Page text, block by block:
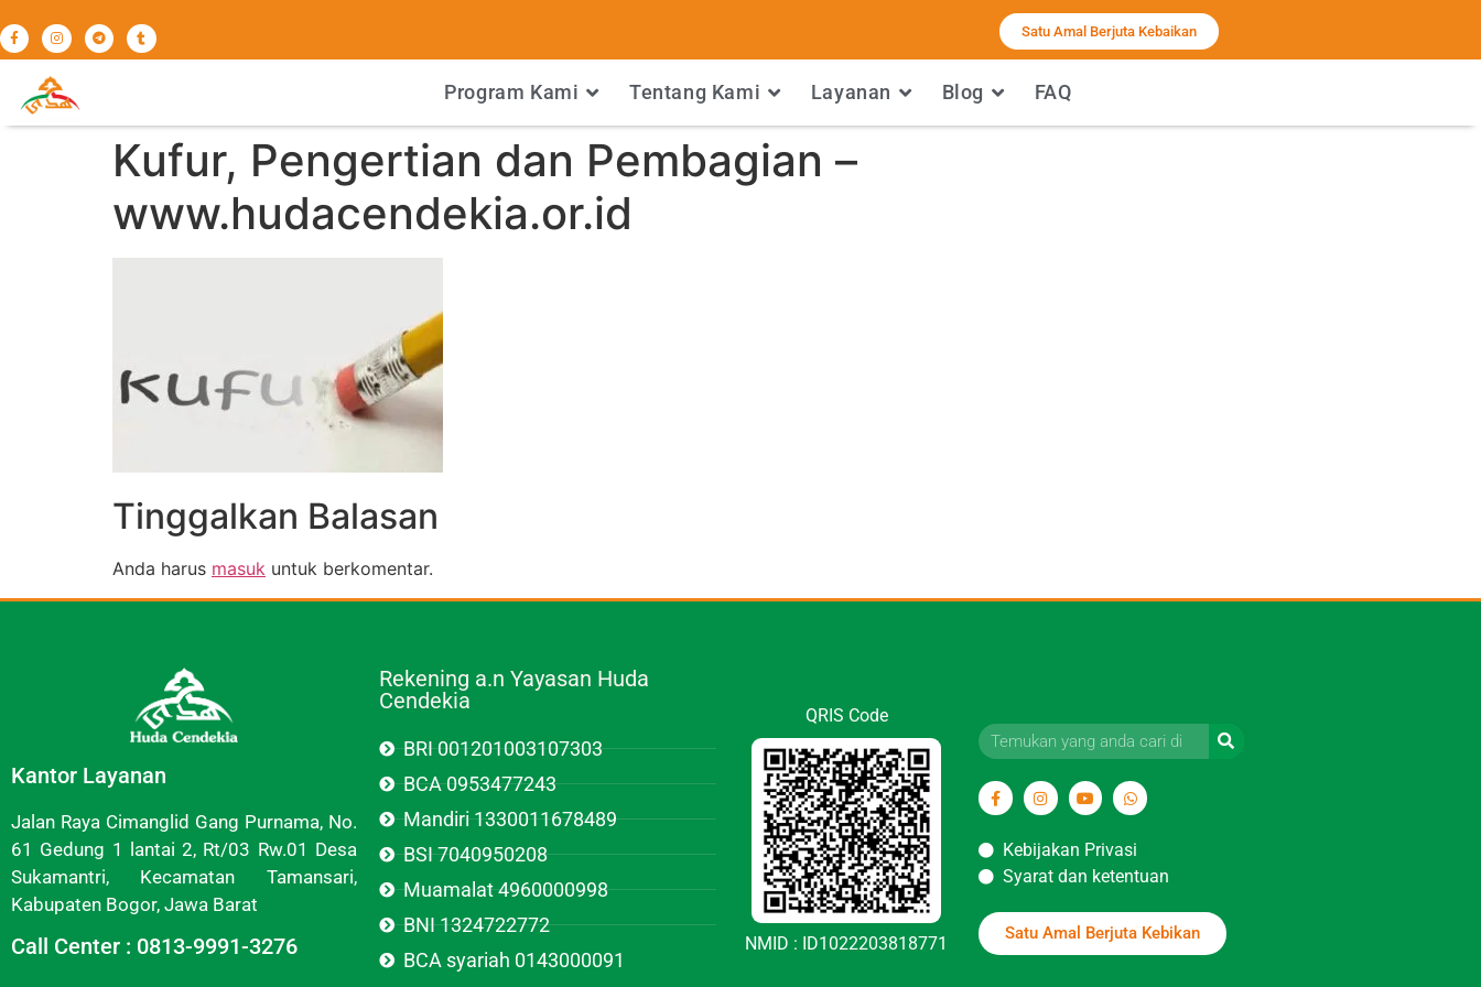
Satu Amal Berjuta Kebaikan
Program Kami Tentang Kami Layanan Blog FAQ
Kufur, Pengertian dan Pembagian –
www.hudacendekia.or.id
Tinggalkan Balasan
Anda harus masuk untuk berkomentar.
Kantor Layanan
Jalan Raya Cimanglid Gang Purnama, No.
61 Gedung 1 lantai 2, Rt/03 Rw.01 Desa
Sukamantri, Kecamatan Tamansari,
Kabupaten Bogor, Jawa Barat
Call Center : 0813-9991-3276
Rekening a.n Yayasan Huda
Cendekia
BRI 001201003107303
BCA 0953477243
Mandiri 1330011678489
BSI 7040950208
Muamalat 4960000998
BNI 1324722772
BCA syariah 0143000091
QRIS Code
NMID : ID1022203818771
Kebijakan Privasi
Syarat dan ketentuan
Satu Amal Berjuta Kebikan